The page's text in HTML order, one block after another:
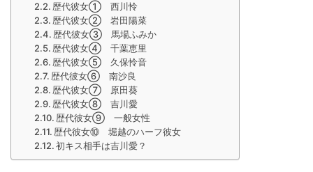
歴代彼女① 西川怜
歴代彼女② 岩田陽菜
歴代彼女③ 馬場ふみか
歴代彼女④ 千葉恵里
歴代彼女⑤ 久保怜音
歴代彼女⑥ 南沙良
歴代彼女⑦ 原田葵
歴代彼女⑧ 吉川愛
歴代彼女⑨ 一般女性
歴代彼女⑩ 堀越のハーフ彼女
初キス相手は吉川愛？